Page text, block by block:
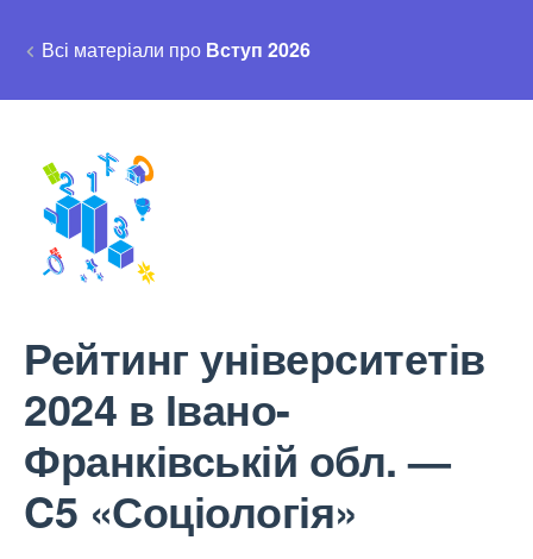
Всі матеріали про Вступ 2026
Рейтинг університетів
2024 в Івано-
Франківській обл. —
C5 «Соціологія»